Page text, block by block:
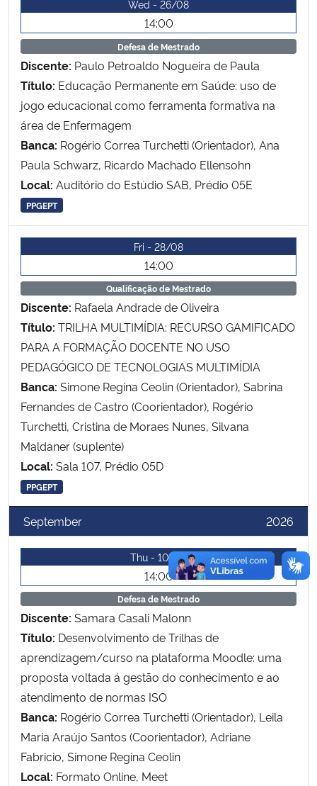
Ministério da Cidadania
Ministério da Saúde
Ministério de Minas e Energia
Ministério da Ciência, Tecnologia, Inovações e Comunicações
Ministério do Meio Ambiente
Ministério do Turismo
Ministério do Desenvolvimento Regional
Controladoria-Geral da União
Ministério da Mulher, da Família e dos Direitos Humanos
Secretaria-Geral
Secretaria de Governo
Gabinete de Segurança Institucional
Advocacia-Geral da União
Planalto
Wed - 26/08
14:00
Defesa de Mestrado
Discente: Paulo Petroaldo Nogueira de Paula
Título: Educação Permanente em Saúde: uso de
jogo educacional como ferramenta formativa na
área de Enfermagem
Banca: Rogério Correa Turchetti (Orientador), Ana
Paula Schwarz, Ricardo Machado Ellensohn
Local: Auditório do Estúdio SAB, Prédio 05E
PPGEPT
Fri - 28/08
14:00
Qualificação de Mestrado
Discente: Rafaela Andrade de Oliveira
Título: TRILHA MULTIMÍDIA: RECURSO GAMIFICADO
PARA A FORMAÇÃO DOCENTE NO USO
PEDAGÓGICO DE TECNOLOGIAS MULTIMÍDIA
Banca: Simone Regina Ceolin (Orientador), Sabrina
Fernandes de Castro (Coorientador), Rogério
Turchetti, Cristina de Moraes Nunes, Silvana
Maldaner (suplente)
Local: Sala 107, Prédio 05D
PPGEPT
September 2026
Thu - 10/09
14:00
Defesa de Mestrado
Discente: Samara Casali Malonn
Título: Desenvolvimento de Trilhas de
aprendizagem/curso na plataforma Moodle: uma
proposta voltada á gestão do conhecimento e ao
atendimento de normas ISO
Banca: Rogério Correa Turchetti (Orientador), Leila
Maria Araújo Santos (Coorientador), Adriane
Fabricio, Simone Regina Ceolin
Local: Formato Online, Meet